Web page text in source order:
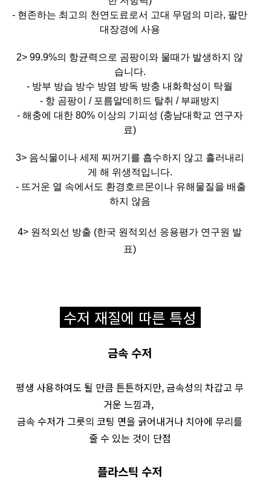
- 현존하는 최고의 천연도료로서 고대 무덤의 미라, 팔만
대장경에 사용
2> 99.9%의 항균력으로 곰팡이와 물때가 발생하지 않
습니다.
- 방부 방습 방수 방염 방독 방충 내화학성이 탁월
- 항 곰팡이 / 포름알데히드 탈취 / 부패방지
- 해충에 대한 80% 이상의 기피성 (충남대학교 연구자
료)
3> 음식물이나 세제 찌꺼기를 흡수하지 않고 흘러내리
게 해 위생적입니다.
- 뜨거운 열 속에서도 환경호르몬이나 유해물질을 배출
하지 않음
4> 원적외선 방출 (한국 원적외선 응용평가 연구원 발
표)
수저 재질에 따른 특성
금속 수저
평생 사용하여도 될 만큼 튼튼하지만, 금속성의 차갑고 무
거운 느낌과,
금속 수저가 그릇의 코팅 면을 긁어내거나 치아에 무리를
줄 수 있는 것이 단점
플라스틱 수저